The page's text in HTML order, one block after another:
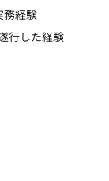
務経験
行した経験